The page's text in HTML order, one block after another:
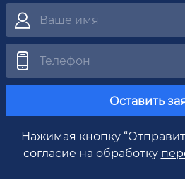
Оставить
Нажимая кнопку
согласие на обработку